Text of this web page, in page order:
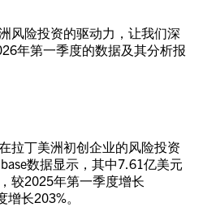
风险投资的驱动力，让我们深
年第一季度的数据及其分析报
拉丁美洲初创企业的风险投资
数据显示，其中7.61亿美元
较2025年第一季度增长
长203%。